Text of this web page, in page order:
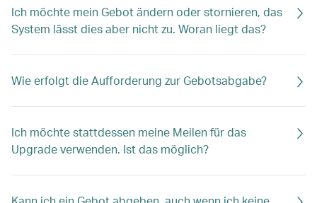
Ich möchte mein Gebot ändern oder stornieren, das
System lässt dies aber nicht zu. Woran liegt das?
Wie erfolgt die Aufforderung zur Gebotsabgabe?
Ich möchte stattdessen meine Meilen für das
Upgrade verwenden. Ist das möglich?